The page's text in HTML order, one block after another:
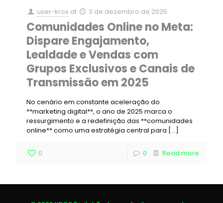
user-kros at 3 de dezembro de 2025
Comunidades Online no Meta:
Dispare Engajamento,
Lealdade e Vendas com
Grupos Exclusivos e Canais de
Transmissão em 2025
No cenário em constante aceleração do
**marketing digital**, o ano de 2025 marca o
ressurgimento e a redefinição das **comunidades
online** como uma estratégia central para […]
0 0 Read more